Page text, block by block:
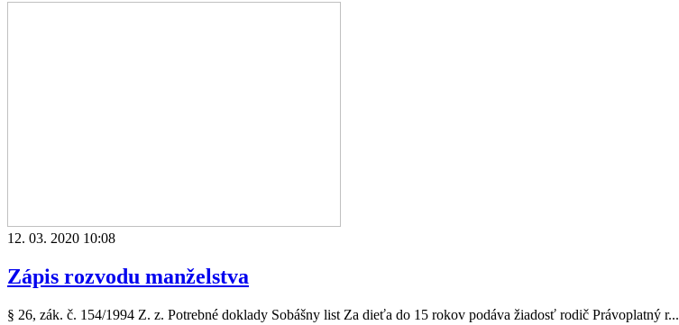
12. 03. 2020 10:08
Zápis rozvodu manželstva
§ 26, zák. č. 154/1994 Z. z. Potrebné doklady Sobášny list Za dieťa do 15 rokov podáva žiadosť rodič Právoplatný r...